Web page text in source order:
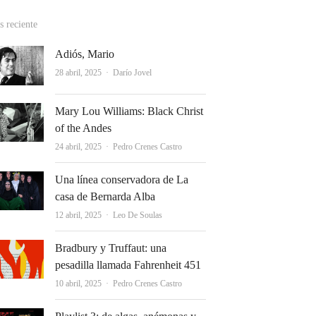
reciente
Adiós, Mario
28 abril, 2025 Autor
Darío Jovel
Mary Lou Williams: Black Christ
of the Andes
24 abril, 2025 Autor
Pedro Crenes Castro
Una línea conservadora de La
casa de Bernarda Alba
12 abril, 2025 Autor
Leo De Soulas
Bradbury y Truffaut: una
pesadilla llamada Fahrenheit 451
10 abril, 2025 Autor
Pedro Crenes Castro